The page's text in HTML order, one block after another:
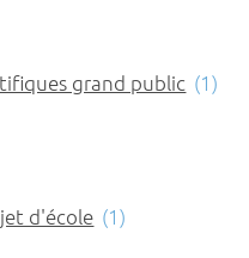
grand public (1)
d'école (1)